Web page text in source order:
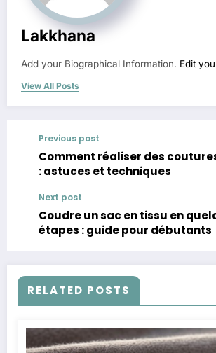
Lakkhana
Add your Biographical Information. Edit
View All Posts
Previous post
Comment réaliser des
: astuces et techniques
Next post
Coudre un sac en tissu en
étapes : guide pour débutants
RELATED POSTS